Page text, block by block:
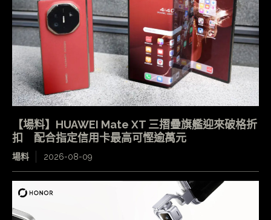
【場料】HUAWEI Mate XT 三摺疊旗艦迎來破格折
扣 配合指定信用卡最高可慳逾萬元
場料 2026-08-09